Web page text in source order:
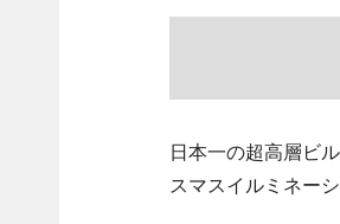
日本一の超高層ビ
スマスイルミネー